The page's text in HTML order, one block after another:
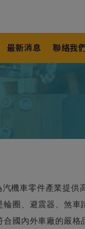
最新消息 聯絡我
機車零件產業提供
圈、避震器、煞車
國內外車廠的嚴格